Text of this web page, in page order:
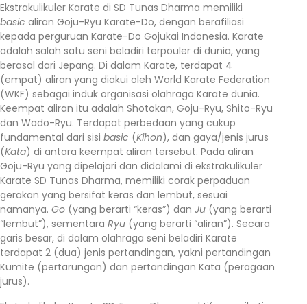
Ekstrakulikuler Karate di SD Tunas Dharma memiliki
basic aliran Goju-Ryu Karate-Do, dengan berafiliasi
kepada perguruan Karate-Do Gojukai Indonesia. Karate
adalah salah satu seni beladiri terpouler di dunia, yang
berasal dari Jepang. Di dalam Karate, terdapat 4
(empat) aliran yang diakui oleh World Karate Federation
(WKF) sebagai induk organisasi olahraga Karate dunia.
Keempat aliran itu adalah Shotokan, Goju-Ryu, Shito-Ryu
dan Wado-Ryu. Terdapat perbedaan yang cukup
fundamental dari sisi basic (Kihon), dan gaya/jenis jurus
(Kata) di antara keempat aliran tersebut. Pada aliran
Goju-Ryu yang dipelajari dan didalami di ekstrakulikuler
Karate SD Tunas Dharma, memiliki corak perpaduan
gerakan yang bersifat keras dan lembut, sesuai
namanya. Go (yang berarti “keras”) dan Ju (yang berarti
“lembut”), sementara Ryu (yang berarti “aliran”). Secara
garis besar, di dalam olahraga seni beladiri Karate
terdapat 2 (dua) jenis pertandingan, yakni pertandingan
Kumite (pertarungan) dan pertandingan Kata (peragaan
jurus).